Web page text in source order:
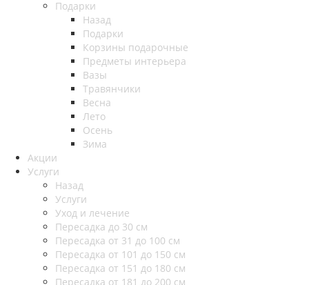
Подарки
Назад
Подарки
Корзины подарочные
Предметы интерьера
Вазы
Травянчики
Весна
Лето
Осень
Зима
Акции
Услуги
Назад
Услуги
Уход и лечение
Пересадка до 30 см
Пересадка от 31 до 100 см
Пересадка от 101 до 150 см
Пересадка от 151 до 180 см
Пересадка от 181 до 200 см